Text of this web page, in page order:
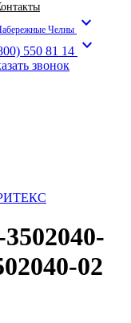
Челны expand_more
550 81 14 expand_more
звонок
02